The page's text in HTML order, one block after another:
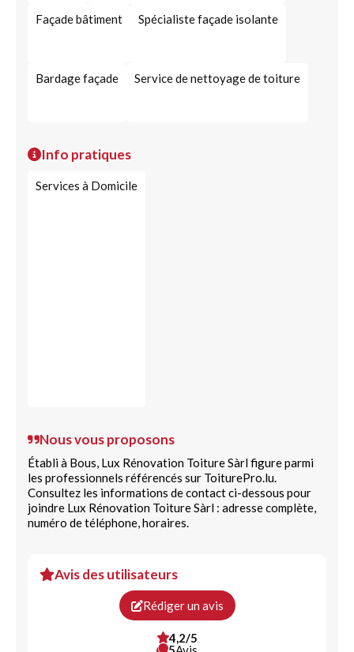
Façade bâtiment Spécialiste façade isolante
Bardage façade Service de nettoyage de toiture
Info pratiques
Services à Domicile
Nous vous proposons
Établi à Bous, Lux Rénovation Toiture Sàrl figure parmi
les professionnels référencés sur ToiturePro.lu.
Consultez les informations de contact ci-dessous pour
joindre Lux Rénovation Toiture Sàrl : adresse complète,
numéro de téléphone, horaires.
Avis des utilisateurs
Rédiger un avis
4,2/5